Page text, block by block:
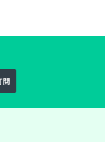
閱